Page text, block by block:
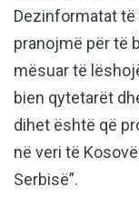
Dezinformatat të
pranojmë për të
mësuar të
bien qytetarët
dihet është që
në veri të
Serbisë”.